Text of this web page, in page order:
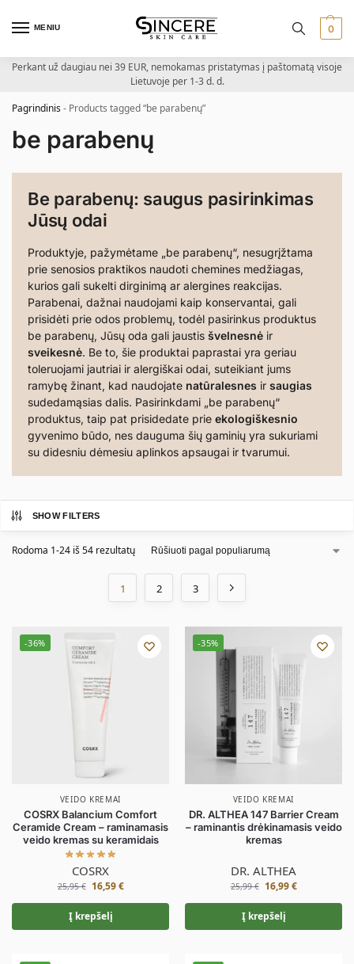
MENIU 0
Perkant už daugiau nei 39 EUR, nemokamas pristatymas į paštomatą visoje
Lietuvoje per 1-3 d. d.
Pagrindinis- Products tagged “be parabenų”
be parabenų
Be parabenų: saugus pasirinkimas
Jūsų odai
Produktyje, pažymėtame „be parabenų“, nesugrįžtama
prie senosios praktikos naudoti chemines medžiagas,
kurios gali sukelti dirginimą ar alergines reakcijas.
Parabenai, dažnai naudojami kaip konservantai, gali
prisidėti prie odos problemų, todėl pasirinkus produktus
be parabenų, Jūsų oda gali jaustis švelnesnė ir
sveikesnė. Be to, šie produktai paprastai yra geriau
toleruojami jautriai ir alergiškai odai, suteikiant jums
ramybę žinant, kad naudojate natūralesnes ir saugias
sudedamąsias dalis. Pasirinkdami „be parabenų“
produktus, taip pat prisidedate prie ekologiškesnio
gyvenimo būdo, nes dauguma šių gaminių yra sukuriami
su didesniu dėmesiu aplinkos apsaugai ir tvarumui.
SHOW FILTERS
Rodoma 1-24 iš 54 rezultatų
1 2 3
-36%
VEIDO KREMAI
COSRX Balancium Comfort
Ceramide Cream – raminamasis
veido kremas su keramidais
COSRX
25,95€ 16,59€
Į krepšelį
-35%
VEIDO KREMAI
DR. ALTHEA 147 Barrier Cream
– raminantis drėkinamasis veido
kremas
DR. ALTHEA
25,99€ 16,99€
Į krepšelį